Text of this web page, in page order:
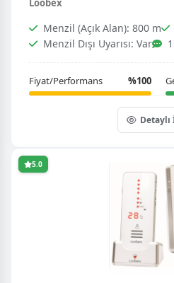
Loobex
Menzil (Açık Alan): 800 m
Menzil Dışı Uyarısı: Var
Fiyat/Performans %100
5.0